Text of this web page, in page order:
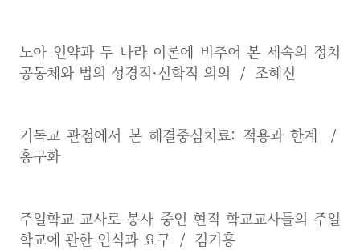
노아 언약과 두 나라 이론에 비추어 본 세속의 정치
공동체와 법의 성경적·신학적 의의 / 조혜신
기독교 관점에서 본 해결중심치료: 적용과 한계
/
홍구화
주일학교 교사로 봉사 중인 현직 학교교사들의 주일
학교에 관한 인식과 요구 / 김기흥